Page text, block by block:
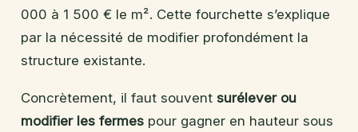
000 à 1 500 € le m². Cette fourchette s’explique
par la nécessité de modifier profondément la
structure existante.
Concrètement, il faut souvent surélever ou
modifier les fermes pour gagner en hauteur sous